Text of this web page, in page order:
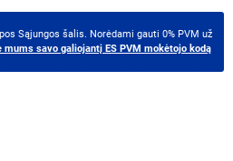
Sąjungos šalis. Norėdami gauti 0% PVM už
mums savo galiojantį ES PVM mokėtojo kodą